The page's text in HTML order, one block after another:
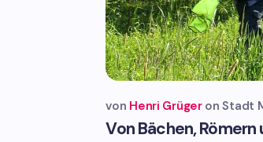
Von Bächen,
von Henri Grüger Stadt